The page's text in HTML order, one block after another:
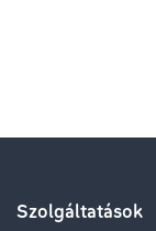
Szolgáltatások